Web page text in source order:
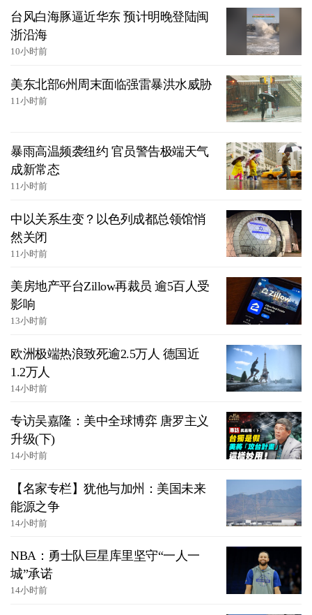
台风白海豚逼近华东 预计明晚登陆闽
浙沿海
10小时前
美东北部6州周末面临强雷暴洪水威胁
11小时前
暴雨高温频袭纽约 官员警告极端天气
成新常态
11小时前
中以关系生变？以色列成都总领馆悄
然关闭
11小时前
美房地产平台Zillow再裁员 逾5百人受
影响
13小时前
欧洲极端热浪致死逾2.5万人 德国近
1.2万人
14小时前
专访吴嘉隆：美中全球博弈 唐罗主义
升级(下)
14小时前
【名家专栏】犹他与加州：美国未来
能源之争
14小时前
NBA：勇士队巨星库里坚守“一人一
城”承诺
14小时前